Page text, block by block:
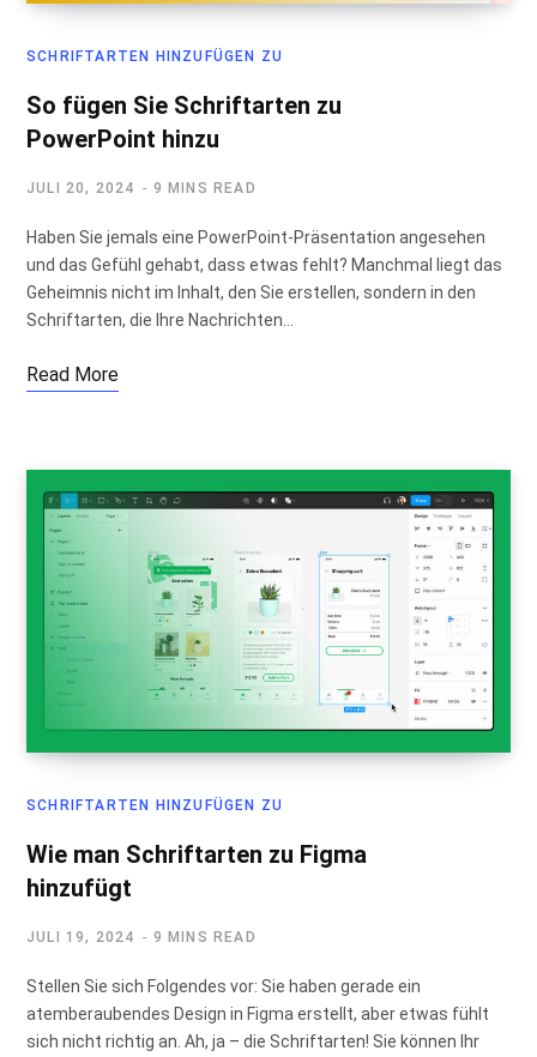
SCHRIFTARTEN HINZUFÜGEN ZU
So fügen Sie Schriftarten zu
PowerPoint hinzu
JULI 20, 2024 9 MINS READ
Haben Sie jemals eine PowerPoint-Präsentation angesehen
und das Gefühl gehabt, dass etwas fehlt? Manchmal liegt das
Geheimnis nicht im Inhalt, den Sie erstellen, sondern in den
Schriftarten, die Ihre Nachrichten…
Read More
SCHRIFTARTEN HINZUFÜGEN ZU
Wie man Schriftarten zu Figma
hinzufügt
JULI 19, 2024 9 MINS READ
Stellen Sie sich Folgendes vor: Sie haben gerade ein
atemberaubendes Design in Figma erstellt, aber etwas fühlt
sich nicht richtig an. Ah, ja – die Schriftarten! Sie können Ihr